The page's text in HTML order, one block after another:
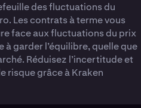
des fluctuations du
Les contrats à terme vous
face aux fluctuations du prix
à garder l’équilibre, quelle que
Réduisez l’incertitude et
risque grâce à Kraken